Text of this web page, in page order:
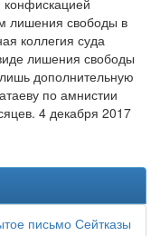
лишения свободы в
коллегия суда
лишения свободы
дополнительную
по амнистии
4 декабря 2017
письмо Сейтказы